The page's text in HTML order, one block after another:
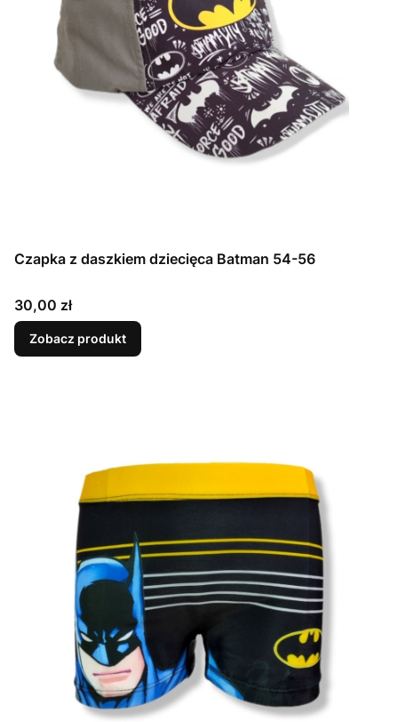
Czapka z daszkiem dziecięca Batman 54-56
Cena
30,00 zł
Zobacz produkt